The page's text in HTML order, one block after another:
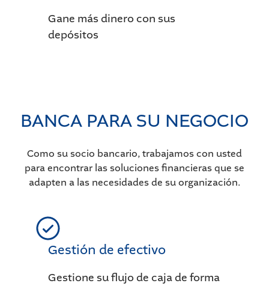
Gane más dinero con sus
depósitos
BANCA PARA SU NEGOCIO
Como su socio bancario, trabajamos con usted
para encontrar las soluciones financieras que se
adapten a las necesidades de su organización.
Gestión de efectivo
Gestione su flujo de caja de forma